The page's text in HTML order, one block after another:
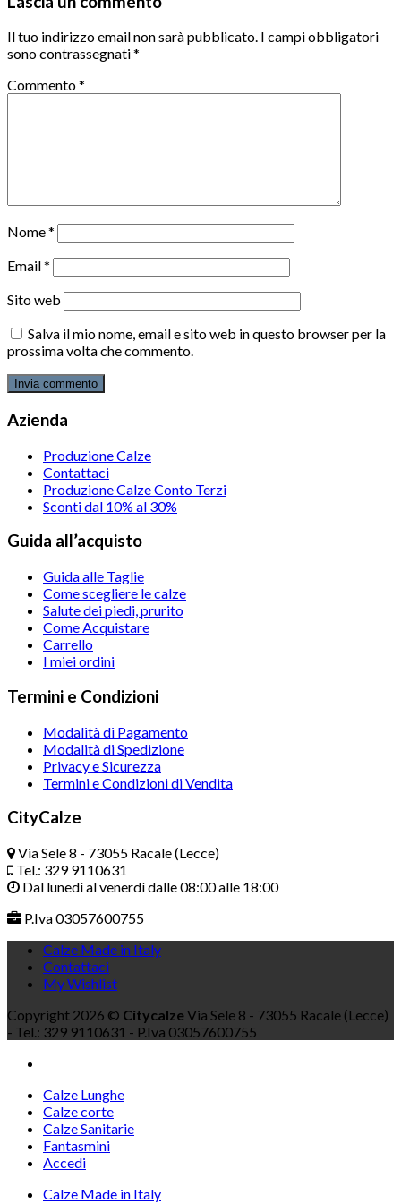
Il tuo indirizzo email non sarà pubblicato. I campi obbligatori
sono contrassegnati*
Commento*
Nome*
Email*
Sito web
Salva il mio nome, email e sito web in questo browser per la
prossima volta che commento.
Azienda
Produzione Calze
Contattaci
Produzione Calze Conto Terzi
Sconti dal 10% al 30%
Guida all’acquisto
Guida alle Taglie
Come scegliere le calze
Salute dei piedi, prurito
Come Acquistare
Carrello
I miei ordini
Termini e Condizioni
Modalità di Pagamento
Modalità di Spedizione
Privacy e Sicurezza
Termini e Condizioni di Vendita
CityCalze
Via Sele 8 - 73055 Racale (Lecce)
Tel.: 329 9110631
Dal lunedì al venerdì dalle 08:00 alle 18:00
P.Iva 03057600755
Calze Made in Italy
Contattaci
My Wishlist
Copyright 2026 © CitycalzeVia Sele 8 - 73055 Racale (Lecce)
- Tel.: 329 9110631 - P.Iva 03057600755
Calze Lunghe
Calze corte
Calze Sanitarie
Fantasmini
Accedi
Calze Made in Italy